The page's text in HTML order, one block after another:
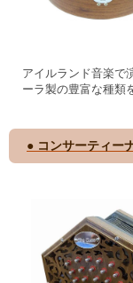
アイルランド音楽で
ーラ製の豊富な種類
● コンサーティー